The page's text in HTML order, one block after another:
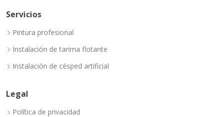
Servicios
Pintura profesional
Instalación de tarima flotante
Instalación de césped artificial
Legal
Política de privacidad